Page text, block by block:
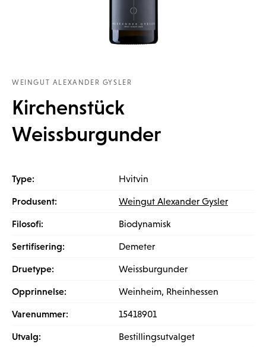
WEINGUT ALEXANDER GYSLER
Kirchenstück
Weissburgunder
Type: Hvitvin
Produsent: Weingut Alexander Gysler
Filosofi: Biodynamisk
Sertifisering: Demeter
Druetype: Weissburgunder
Opprinnelse: Weinheim, Rheinhessen
Varenummer: 15418901
Utvalg: Bestillingsutvalget